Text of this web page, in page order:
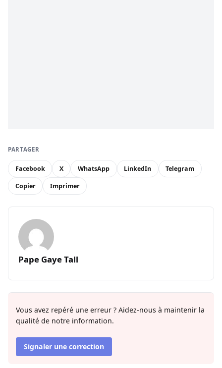
PARTAGER
Facebook X WhatsApp LinkedIn Telegram
Copier Imprimer
Pape Gaye Tall
Vous avez repéré une erreur ? Aidez-nous à maintenir la
qualité de notre information.
Signaler une correction